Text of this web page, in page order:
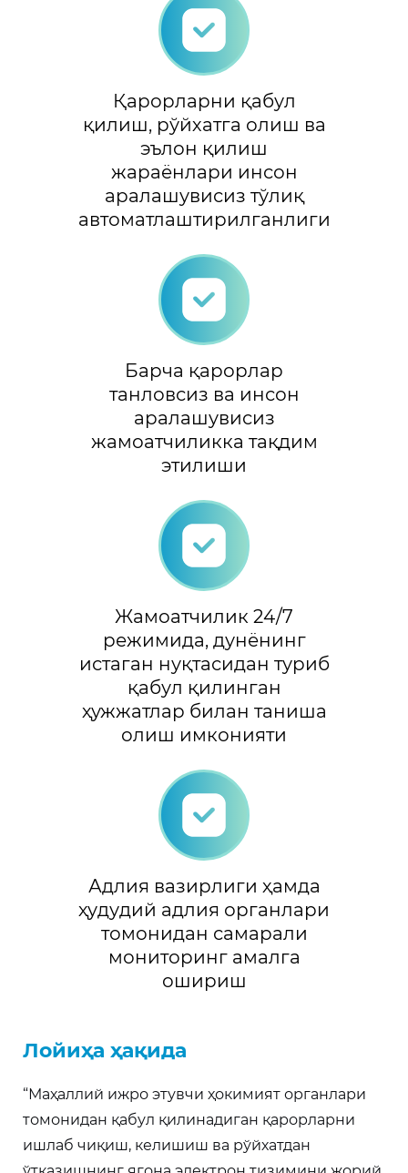
Қарорларни қабул
қилиш, рўйхатга олиш ва
эълон қилиш
жараёнлари инсон
аралашувисиз тўлиқ
автоматлаштирилганлиги
Барча қарорлар
танловсиз ва инсон
аралашувисиз
жамоатчиликка тақдим
этилиши
Жамоатчилик 24/7
режимида, дунёнинг
истаган нуқтасидан туриб
қабул қилинган
ҳужжатлар билан таниша
олиш имконияти
Адлия вазирлиги ҳамда
ҳудудий адлия органлари
томонидан самарали
мониторинг амалга
ошириш
Лойиҳа ҳақида
“Маҳаллий ижро этувчи ҳокимият органлари
томонидан қабул қилинадиган қарорларни
ишлаб чиқиш, келишиш ва рўйхатдан